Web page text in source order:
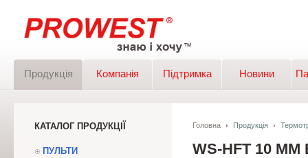
Продукція Компанія Підтримка Новини
КАТАЛОГ ПРОДУКЦІЇ
ПУЛЬТИ
Головна Продукція
WS-HFT 10